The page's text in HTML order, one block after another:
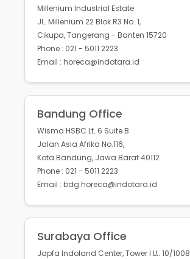
Millenium Industrial Estate
JL. Millenium 22 Blok R3 No. 1,
Cikupa, Tangerang - Banten 15720
Phone : 021 - 5011 2223
Email : horeca@indotara.id
Bandung Office
Wisma HSBC Lt. 6 Suite B
Jalan Asia Afrika No.116,
Kota Bandung, Jawa Barat 40112
Phone : 021 - 5011 2223
Email : bdg.horeca@indotara.id
Surabaya Office
Japfa Indoland Center, Tower I Lt. 10/1008